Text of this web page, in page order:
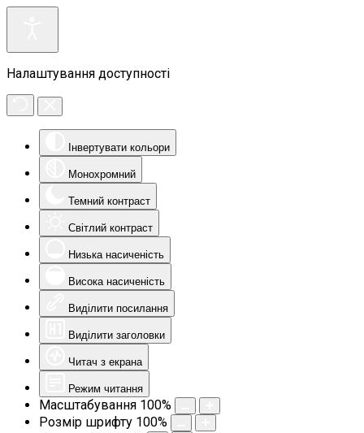
Налаштування доступності
Інвертувати кольори
Монохромний
Темний контраст
Світлий контраст
Низька насиченість
Висока насиченість
Виділити посилання
Виділити заголовки
Читач з екрана
Режим читання
Масштабування 100%
Розмір шрифту 100%